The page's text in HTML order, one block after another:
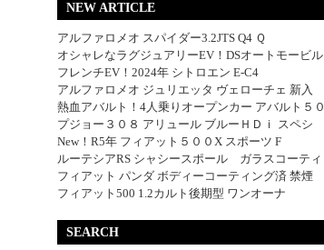
NEW ARTICLE
アルファロメオ スパイダー3.2JTS Q4 Ｑ
オシャレなラグジュアリーEV！DSオートモービル
フレンチEV！2024年 シトロエン E-C4
アルファロメオ ジュリエッタ ヴェローチェ 新入
熱血アバルト！4人乗りオープンカー アバルト５０
プジョー３０８ アリュール ブルーＨＤｉ スペシ
New！R5年 フィアット５００X スポーツ F
ルーテシアRS シャシースポール ガラスコーティ
フィアット パンダ ボディーコーティング済 禁煙
フィアット500 1.2カルト後期型 ワンオーナ
SEARCH